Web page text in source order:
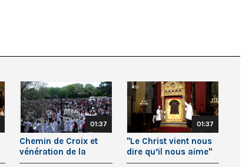
01:37
Chemin de Croix et
vénération de la
Sainte Tunique
01:37
"Le Christ vient nous
dire qu’il nous aime"